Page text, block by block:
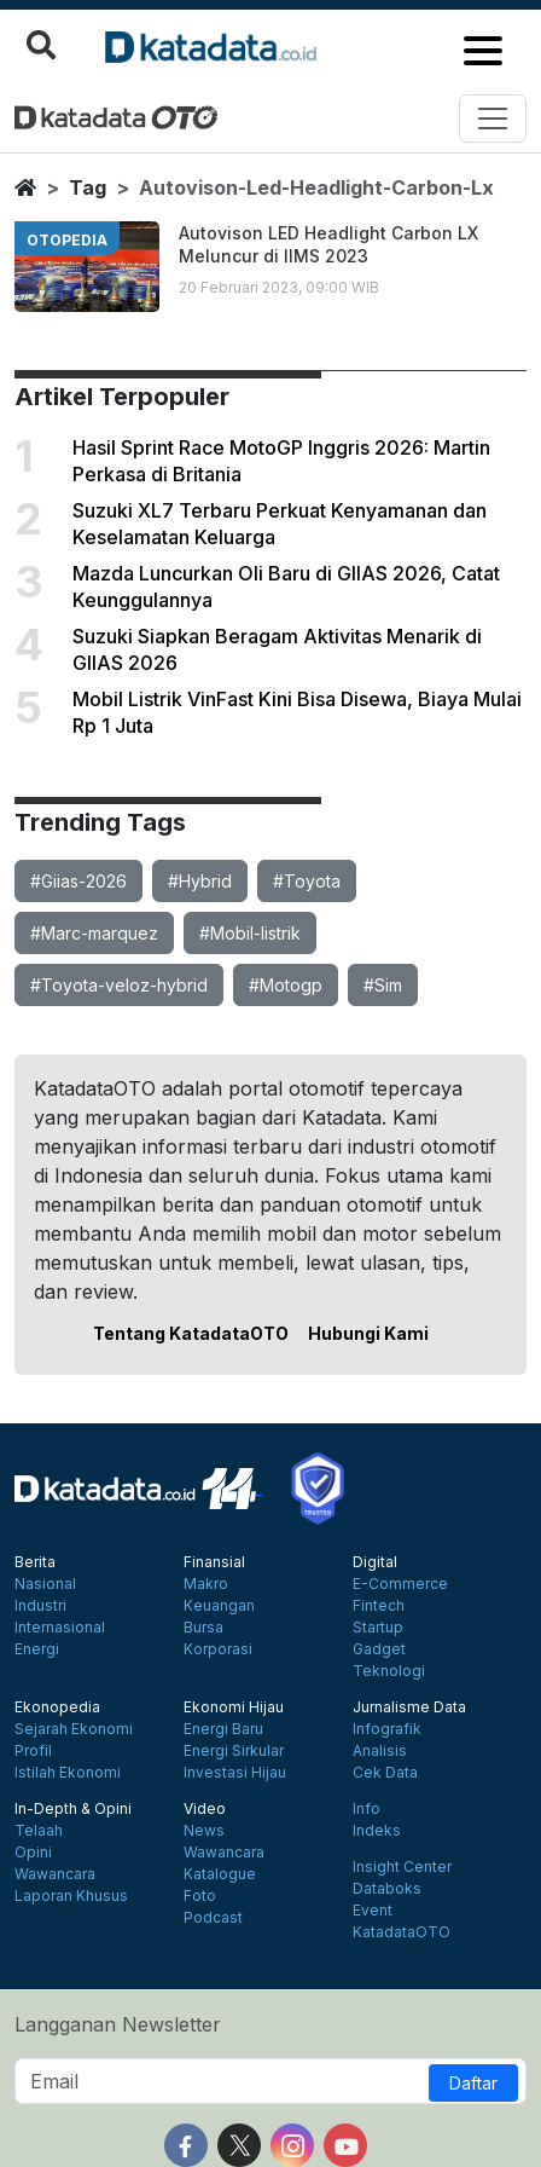
Autovison Led Headlight
Berita Terbaru
HomeTag Autovison-Led-Headlight-Carbon-Lx
OTOPEDIA
Autovison LED Headlight Carbon LX
Meluncur di IIMS 2023
20 Februari 2023, 09:00 WIB
Artikel Terpopuler
1
Hasil Sprint Race MotoGP Inggris 2026: Martin
Perkasa di Britania
2
Suzuki XL7 Terbaru Perkuat Kenyamanan dan
Keselamatan Keluarga
3
Mazda Luncurkan Oli Baru di GIIAS 2026, Catat
Keunggulannya
4
Suzuki Siapkan Beragam Aktivitas Menarik di
GIIAS 2026
5
Mobil Listrik VinFast Kini Bisa Disewa, Biaya Mulai
Rp 1 Juta
Trending Tags
#Giias-2026 #Hybrid #Toyota
#Marc-marquez #Mobil-listrik
#Toyota-veloz-hybrid #Motogp #Sim
KatadataOTO adalah portal otomotif tepercaya
yang merupakan bagian dari Katadata. Kami
menyajikan informasi terbaru dari industri otomotif
di Indonesia dan seluruh dunia. Fokus utama kami
menampilkan berita dan panduan otomotif untuk
membantu Anda memilih mobil dan motor sebelum
memutuskan untuk membeli, lewat ulasan, tips,
dan review.
Tentang KatadataOTO Hubungi Kami
Berita
Nasional
Industri
Internasional
Energi
Finansial
Makro
Keuangan
Bursa
Korporasi
Digital
E-Commerce
Fintech
Startup
Gadget
Teknologi
Ekonopedia
Sejarah Ekonomi
Profil
Istilah Ekonomi
Ekonomi Hijau
Energi Baru
Energi Sirkular
Investasi Hijau
Jurnalisme Data
Infografik
Analisis
Cek Data
In-Depth & Opini
Telaah
Opini
Wawancara
Laporan Khusus
Video
News
Wawancara
Katalogue
Foto
Podcast
Info
Indeks
Insight Center
Databoks
Event
KatadataOTO
Langganan Newsletter
Daftar
Follow us on Facebook
Follow us on X
Follow us on Instagram
Follow us on